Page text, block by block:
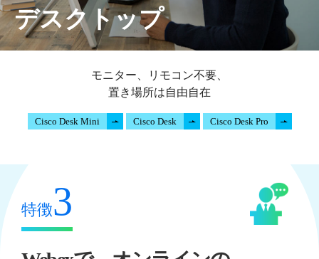
デスクトップ
モニター、リモコン不要、
置き場所は自由自在
Cisco Desk Mini Cisco Desk Cisco Desk Pro
特徴3